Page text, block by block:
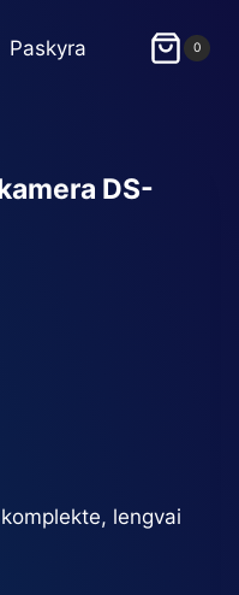
Paskyra 0
DS-
lengvai